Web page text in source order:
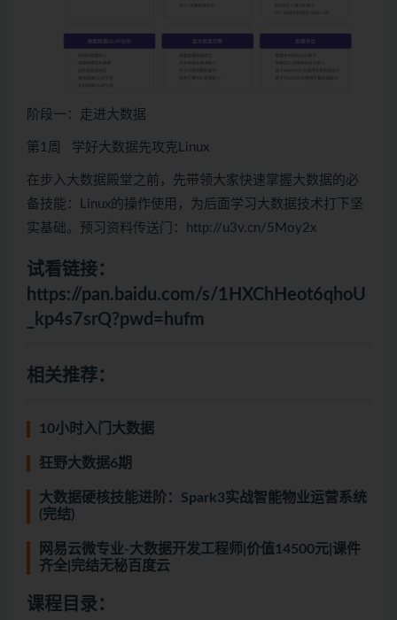
阶段一：走进大数据
第1周 学好大数据先攻克Linux
在步入大数据殿堂之前，先带领大家快速掌握大数据的必
备技能：Linux的操作使用，为后面学习大数据技术打下坚
实基础。预习资料传送门：http://u3v.cn/5Moy2x
试看链接：
https://pan.baidu.com/s/1HXChHeot6qhoU
_kp4s7srQ?pwd=hufm
相关推荐：
10小时入门大数据
狂野大数据6期
大数据硬核技能进阶：Spark3实战智能物业运营系统
(完结)
网易云微专业-大数据开发工程师|价值14500元|课件
齐全|完结无秘百度云
课程目录：